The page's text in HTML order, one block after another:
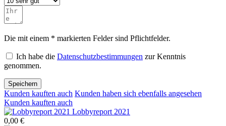
Die mit einem * markierten Felder sind Pflichtfelder.
Ich habe die Datenschutzbestimmungen zur Kenntnis
genommen.
Speichern
Kunden kauften auch Kunden haben sich ebenfalls angesehen
Kunden kauften auch
Lobbyreport 2021
0,00 €